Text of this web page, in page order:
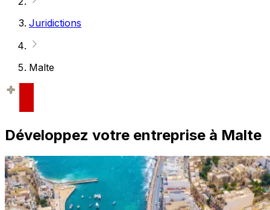
Juridictions
Malte
Développez votre entreprise à Malte